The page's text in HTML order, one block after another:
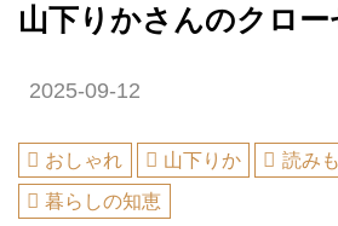
山下りかさんのクロ
2025-09-12
おしゃれ 山下りか
読み
暮らしの知恵